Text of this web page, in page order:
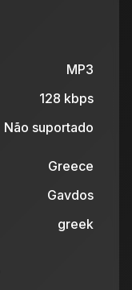
MP3
128 kbps
Não suportado
Greece
Gavdos
greek